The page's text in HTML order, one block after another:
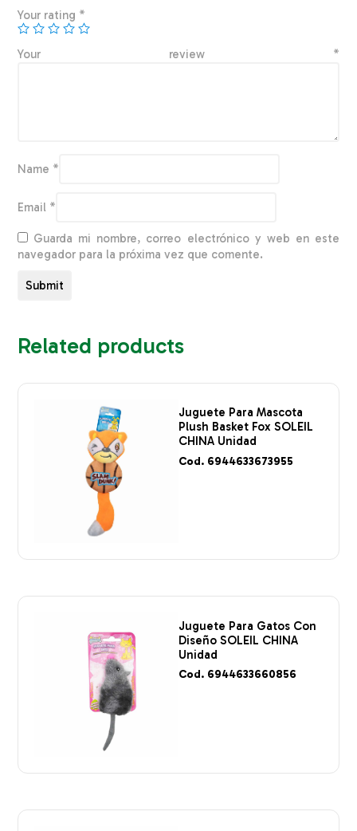
Your rating *
Your review *
Name *
Email *
Guarda mi nombre, correo electrónico y web en este
navegador para la próxima vez que comente.
Related products
Juguete Para Mascota
Plush Basket Fox SOLEIL
CHINA Unidad
Cod. 6944633673955
Juguete Para Gatos Con
Diseño SOLEIL CHINA
Unidad
Cod. 6944633660856